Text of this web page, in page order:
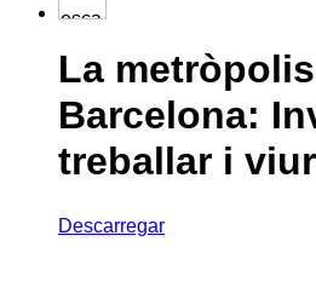
La
Barcelona:
treballar i
Descarregar